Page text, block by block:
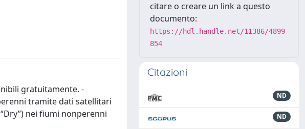
gratuitamente. -
tramite dati satellitari
nei fiumi nonperenni
citare o creare un link a questo
documento:
https://hdl.handle.net/11386/4899
854
Citazioni
ND
ND